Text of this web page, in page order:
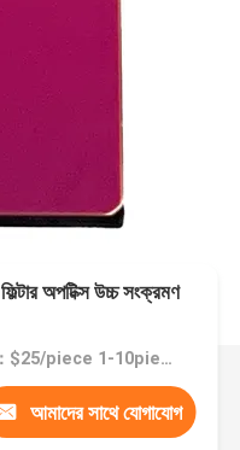
অপটিক্স উচ্চ সংক্রমণ
মূল্য：$25/piece 1-10piece; $20/piece 11-50pieces; $15piece >=51pieces
আমাদের সাথে যোগাযোগ